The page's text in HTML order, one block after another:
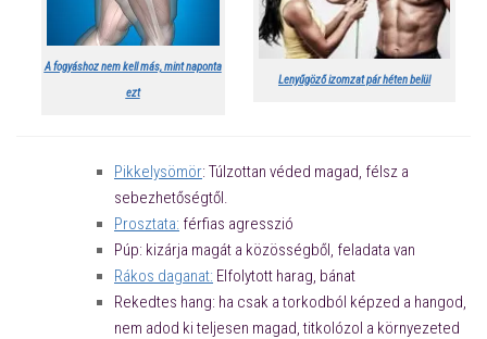
A fogyáshoz nem kell más, mint naponta
ezt
Lenyűgöző izomzat pár héten belül
Pikkelysömör: Túlzottan véded magad, félsz a
sebezhetőségtől.
Prosztata: férfias agresszió
Púp: kizárja magát a közösségből, feladata van
Rákos daganat: Elfolytott harag, bánat
Rekedtes hang: ha csak a torkodból képzed a hangod,
nem adod ki teljesen magad, titkolózol a környezeted